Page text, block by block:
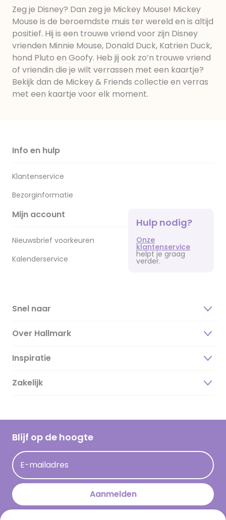
Zeg je Disney? Dan zeg je Mickey Mouse! Mickey
Mouse is de beroemdste muis ter wereld en is altijd
positief. Hij is een trouwe vriend voor zijn Disney
vrienden Minnie Mouse, Donald Duck, Katrien Duck,
hond Pluto en Goofy. Heb jij ook zo’n trouwe vriend
of vriendin die je wilt verrassen met een kaartje?
Bekijk dan de Mickey & Friends collectie en verras
met een kaartje voor elk moment.
Info en hulp
Klantenservice
Bezorginformatie
Mijn account
Nieuwsbrief voorkeuren
Kalenderservice
Hulp nodig?
Onze
klantenservice
helpt je graag
verder.
Snel naar
Over Hallmark
Over ons
Duurzaamheid
Hallmark Kaartclub
Acties
Persberichten
Hallmark en Kinderpostzegels
Inspiratie
Magazine
Cadeau inspiratie
Kaartinspiratie
Zakelijk
Blijf op de hoogte
E-mailadres
Aanmelden